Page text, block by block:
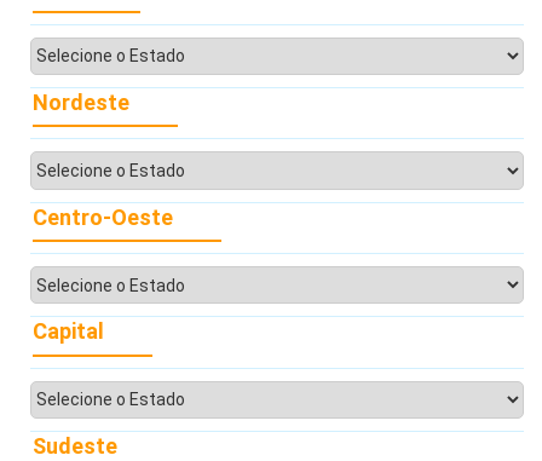
Nordeste
Centro-Oeste
Capital
Sudeste